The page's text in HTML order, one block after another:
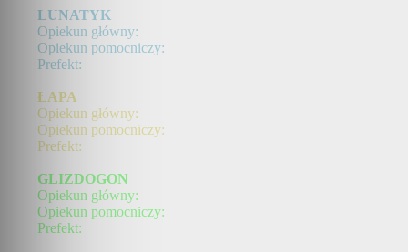
LUNATYK
Opiekun główny:
Opiekun pomocniczy:
Prefekt:
ŁAPA
Opiekun główny:
Opiekun pomocniczy:
Prefekt:
GLIZDOGON
Opiekun główny:
Opiekun pomocniczy:
Prefekt: